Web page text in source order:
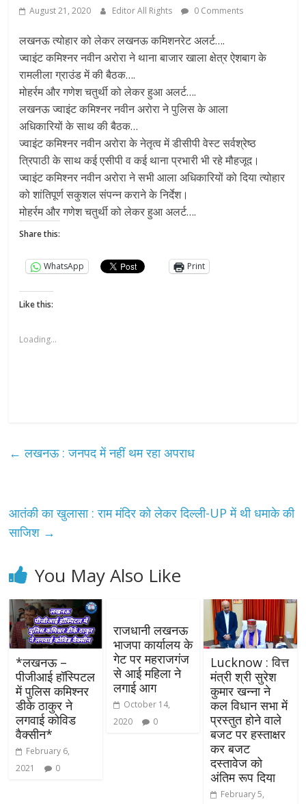
August 21, 2020 Editor All Rights 0 Comments
लखनऊ त्योहार को लेकर लखनऊ कमिशनरेट अलर्ट….
ज्वाइंट कमिश्नर नवीन अरोरा ने थाना बाजार खाला क्षेत्र ऐशबाग के
रामलीला ग्राउंड में की बैठक….
मोहर्रम और गणेश चतुर्थी को लेकर हुआ अलर्ट….
लखनऊ ज्वाइंट कमिश्नर नवीन अरोरा ने पुलिस के आला
अधिकारियों के साथ की बैठक…
ज्वाइंट कमिश्नर नवीन अरोरा के नेतृत्व में डीसीपी वेस्ट सर्वश्रेष्ठ
त्रिपाठी के साथ कई एसीपी व कई थाना प्रभारी भी रहे मौहजूद।
ज्वाइंट कमिश्नर नवीन अरोरा ने सभी आला अधिकारियों को दिया त्योहार
को शांतिपूर्ण सकुशल संपन्न कराने के निर्देश।
मोहर्रम और गणेश चतुर्थी को लेकर हुआ अलर्ट….
Share this:
WhatsApp Print
Like this:
Loading...
← लखनऊ : जनपद में नहीं थम रहा अपराध
आतंकी का खुलासा : राम मंदिर को लेकर दिल्ली-UP में थी धमाके की
साजिश →
You May Also Like
*लखनऊ –
पीजीआई हॉस्पिटल
में पुलिस कमिश्नर
डीके ठाकुर ने
लगवाई कोविड
वैक्सीन*
February 6,
2021
0
राजधानी लखनऊ
भाजपा कार्यालय के
गेट पर महराजगंज
से आई महिला ने
लगाई आग
October 14,
2020
0
Lucknow : वित्त
मंत्री श्री सुरेश
कुमार खन्ना ने
कल विधान सभा में
प्रस्तुत होने वाले
बजट पर हस्ताक्षर
कर बजट
दस्तावेज को
अंतिम रूप दिया
February 5,